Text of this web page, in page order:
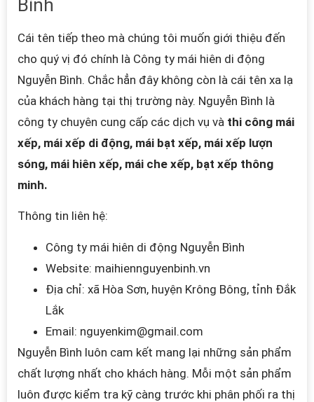
Bình
Cái tên tiếp theo mà chúng tôi muốn giới thiệu đến
cho quý vị đó chính là Công ty mái hiên di động
Nguyễn Bình. Chắc hẳn đây không còn là cái tên xa lạ
của khách hàng tại thị trường này. Nguyễn Bình là
công ty chuyên cung cấp các dịch vụ và thi công mái
xếp, mái xếp di động, mái bạt xếp, mái xếp lượn
sóng, mái hiên xếp, mái che xếp, bạt xếp thông
minh.
Thông tin liên hệ:
Công ty mái hiên di động Nguyễn Bình
Website: maihiennguyenbinh.vn
Địa chỉ: xã Hòa Sơn, huyện Krông Bông, tỉnh Đắk
Lắk
Email: nguyenkim@gmail.com
Nguyễn Bình luôn cam kết mang lại những sản phẩm
chất lượng nhất cho khách hàng. Mỗi một sản phẩm
luôn được kiểm tra kỹ càng trước khi phân phối ra thị